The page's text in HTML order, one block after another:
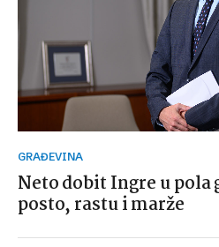
GRAĐEVINA
Neto dobit Ingre u pola
posto, rastu i marže